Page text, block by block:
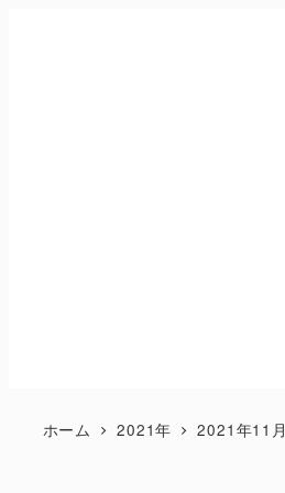
ホーム 2021年 2021年11月